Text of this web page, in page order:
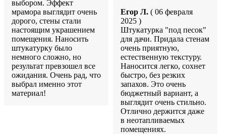
выбором. Эффект
мрамора выглядит очень
дорого, стены стали
настоящим украшением
помещения. Наносить
штукатурку было
немного сложно, но
результат превзошел все
ожидания. Очень рад, что
выбрал именно этот
материал!
Егор Л. ( 06 февраля
2025 )
Штукатурка "под песок"
для дачи. Придала стенам
очень приятную,
естественную текстуру.
Наносится легко, сохнет
быстро, без резких
запахов. Это очень
бюджетный вариант, а
выглядит очень стильно.
Отлично держится даже
в неотапливаемых
помещениях.